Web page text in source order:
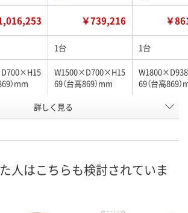
￥739,216 ￥
1台 1台
）mm
W1500×D700×H15
69（台高869）mm
69（台高869）
ブルー
詳しく見る
人はこちらも検討されていま